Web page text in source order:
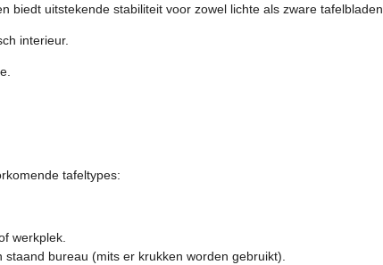
biedt uitstekende stabiliteit voor zowel lichte als zware tafelbladen.
interieur.
tafeltypes:
werkplek.
bureau (mits er krukken worden gebruikt).